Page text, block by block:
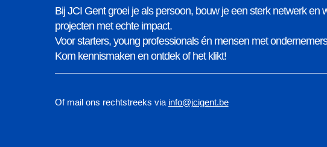
Bij JCI Gent groei je als persoon, bouw je een sterk netwerk en
projecten met echte impact.
Voor starters, young professionals én mensen met
Kom kennismaken en ontdek of het klikt!
Of mail ons rechtstreeks via info@jcigent.be